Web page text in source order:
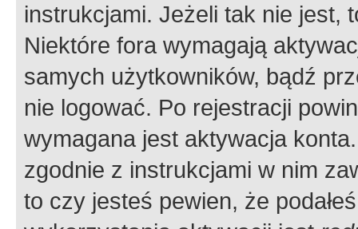
instrukcjami. Jeżeli tak nie jest,
Niektóre fora wymagają
samych użytkowników, bądź
nie logować. Po rejestracji
wymagana jest aktywacja
zgodnie z instrukcjami w nim
to czy jesteś pewien, że